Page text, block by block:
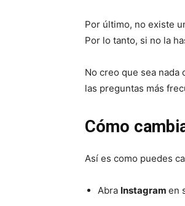
Por último, no existe
Por lo tanto, si no la
No creo que sea
las preguntas más
Cómo
Así es como puedes
Abra Instagram en